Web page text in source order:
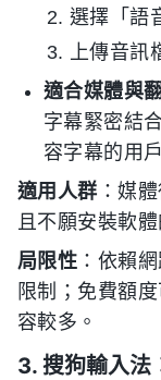
選擇「語
上傳音訊
適合媒體與
字幕緊密結
容字幕的用
適用人群 ：媒
且不願安裝軟體
局限性 ：依賴
限制；免費額
容較多。
3. 搜狗輸入法